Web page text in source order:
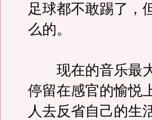
足球都不敢踢了，
么的。
现在的音乐最大
停留在感官的愉悦
人去反省自己的生